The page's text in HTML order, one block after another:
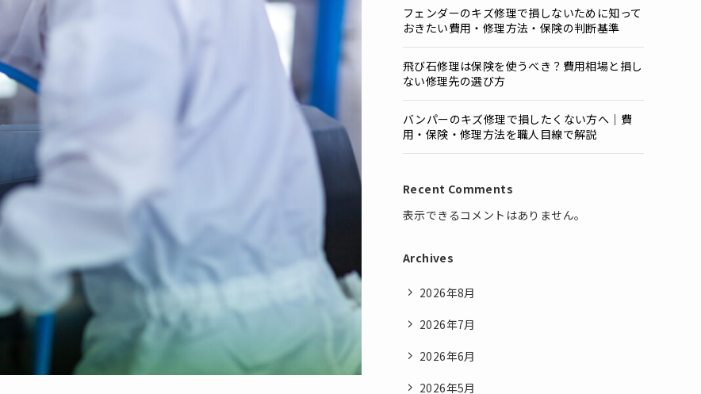
フェンダーのキズ修理で損しないために知って
おきたい費用・修理方法・保険の判断基準
飛び石修理は保険を使うべき？費用相場と損し
ない修理先の選び方
バンパーのキズ修理で損したくない方へ｜費
用・保険・修理方法を職人目線で解説
Recent Comments
表示できるコメントはありません。
Archives
2026年8月
2026年7月
2026年6月
2026年5月